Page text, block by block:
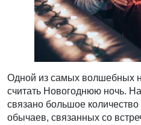
Одной из самых волшебных
считать Новогоднюю ночь.
связано большое
обычаев, связанных со